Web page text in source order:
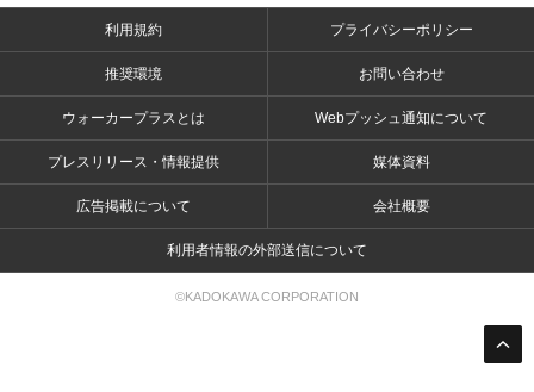
利用規約 プライバシーポリシー
推奨環境 お問い合わせ
ウォーカープラスとは Webプッシュ通知について
プレスリリース・情報提供 媒体資料
広告掲載について 会社概要
利用者情報の外部送信について
©KADOKAWA CORPORATION